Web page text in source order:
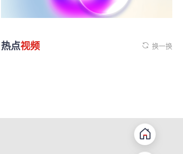
热点视频 换一换